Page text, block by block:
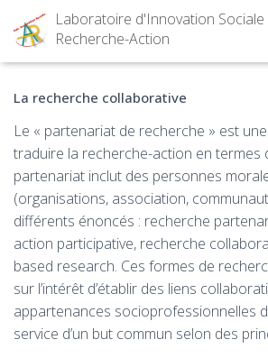
Laboratoire d'Innovation Sociale
Recherche-Action
La recherche collaborative
Le « partenariat de recherche » est
traduire la recherche-action en termes
partenariat inclut des personnes
(organisations, association,
différents énoncés : recherche
action participative, recherche
based research. Ces formes de
sur l’intérêt d’établir des liens
appartenances socioprofessionnelles
service d’un but commun selon des